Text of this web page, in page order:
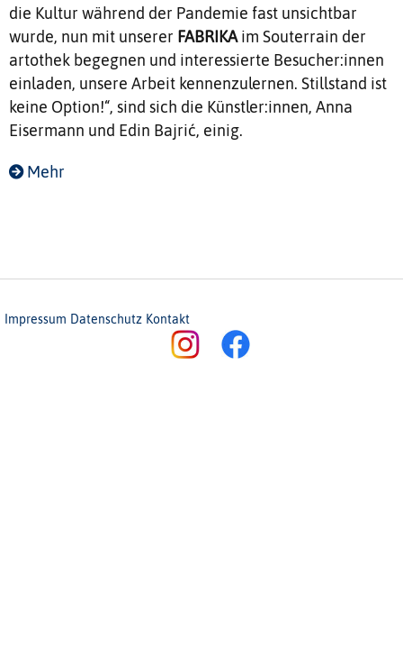
die Kultur während der Pandemie fast unsichtbar
wurde, nun mit unserer FABRIKAim Souterrain der
artothek begegnen und interessierte Besucher:innen
einladen, unsere Arbeit kennenzulernen. Stillstand ist
keine Option!“, sind sich die Künstler:innen, Anna
Eisermann und Edin Bajrić, einig.
Mehr
Impressum Datenschutz Kontakt